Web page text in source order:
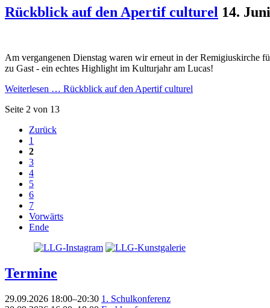
Rückblick auf den Apertif culturel 14.
Am vergangenen Dienstag waren wir erneut in der Remigiuskirche
zu Gast - ein echtes Highlight im Kulturjahr am Lucas!
Weiterlesen … Rückblick auf den Apertif culturel
Seite 2 von 13
Zurück
1
2
3
4
5
6
7
Vorwärts
Ende
Termine
29.09.2026 18:00–20:30 1. Schulkonferenz